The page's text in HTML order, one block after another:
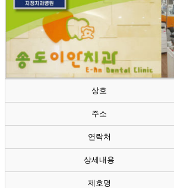
상호
주소
연락처
상세내용
제호명